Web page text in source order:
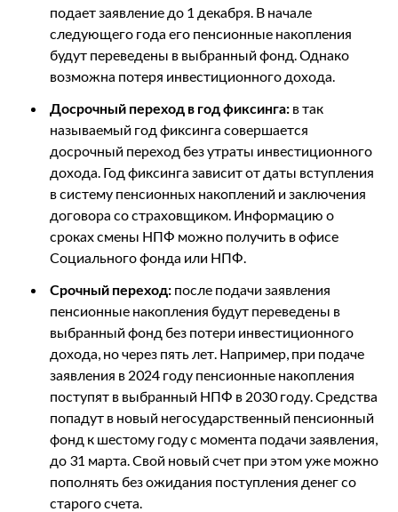
подает заявление до 1 декабря. В начале
следующего года его пенсионные накопления
будут переведены в выбранный фонд. Однако
возможна потеря инвестиционного дохода.
Досрочный переход в год фиксинга: в так
называемый год фиксинга совершается
досрочный переход без утраты инвестиционного
дохода. Год фиксинга зависит от даты вступления
в систему пенсионных накоплений и заключения
договора со страховщиком. Информацию о
сроках смены НПФ можно получить в офисе
Социального фонда или НПФ.
Срочный переход: после подачи заявления
пенсионные накопления будут переведены в
выбранный фонд без потери инвестиционного
дохода, но через пять лет. Например, при подаче
заявления в 2024 году пенсионные накопления
поступят в выбранный НПФ в 2030 году. Средства
попадут в новый негосударственный пенсионный
фонд к шестому году с момента подачи заявления,
до 31 марта. Свой новый счет при этом уже можно
пополнять без ожидания поступления денег со
старого счета.